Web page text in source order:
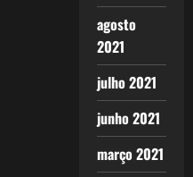
agosto
2021
julho 2021
junho 2021
março 2021